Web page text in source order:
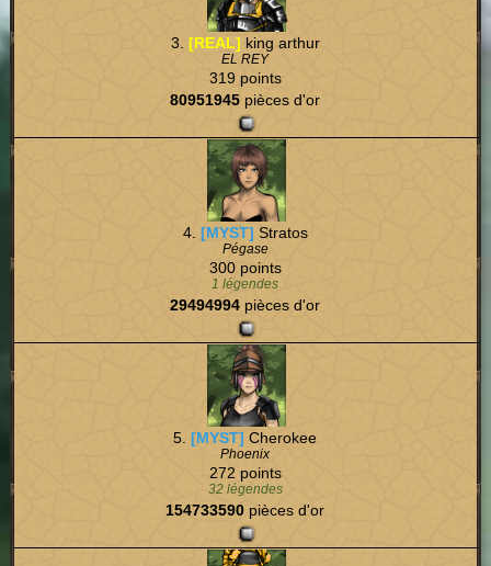
3. [REAL] king arthur
EL REY
319 points
80951945 pièces d'or
4. [MYST] Stratos
Pégase
300 points
1 légendes
29494994 pièces d'or
5.[MYST] Cherokee
Phoenix
272 points
32 légendes
154733590 pièces d'or